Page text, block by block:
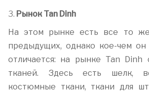
3. Рынок Tan Dinh
На этом рынке есть все то
предыдущих, однако кое-чем он
отличается: на рынке Tan Dinh
тканей. Здесь есть шелк,
костюмные ткани, ткани для